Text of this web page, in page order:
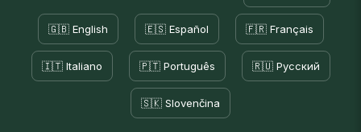
🇬🇧 English 🇪🇸 Español 🇫🇷 Français
🇮🇹 Italiano 🇵🇹 Português 🇷🇺 Русский
🇸🇰 Slovenčina